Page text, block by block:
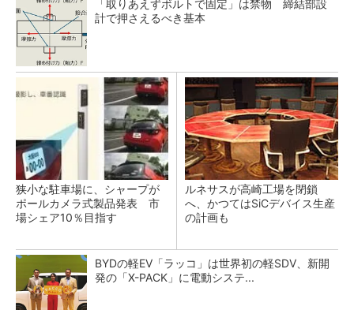
「取りあえずボルトで固定」は禁物 締結部設
計で押さえるべき基本
狭小な駐車場に、シャープが
ポールカメラ式製品発表 市
場シェア10％目指す
ルネサスが高崎工場を閉鎖
へ、かつてはSiCデバイス生産
の計画も
BYDの軽EV「ラッコ」は世界初の軽SDV、新開
発の「X-PACK」に電動システ...